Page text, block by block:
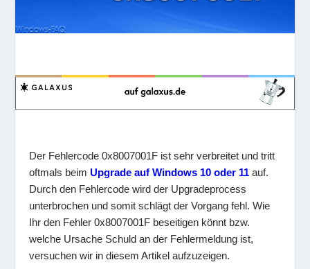
Der Fehlercode 0x8007001F ist sehr verbreitet und tritt
oftmals beimUpgrade auf Windows 10 oder 11 auf.
Durch den Fehlercode wird der Upgradeprocess
unterbrochen und somit schlägt der Vorgang fehl. Wie
Ihr den Fehler 0x8007001F beseitigen könnt bzw.
welche Ursache Schuld an der Fehlermeldung ist,
versuchen wir in diesem Artikel aufzuzeigen.